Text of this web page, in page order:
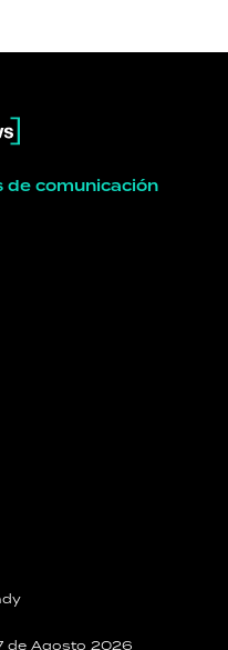
de comunicación
de Agosto 2026